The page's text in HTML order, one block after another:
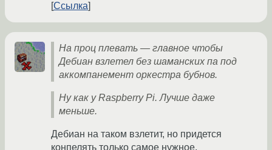
Ссылка
На проц плевать — главное чтобы
Дебиан взлетел без шаманских па под
аккомпанемент оркестра бубнов.
Ну как у Raspberry Pi. Лучше даже
меньше.
Дебиан на таком взлетит, но придется
конпелять только самое нужное,